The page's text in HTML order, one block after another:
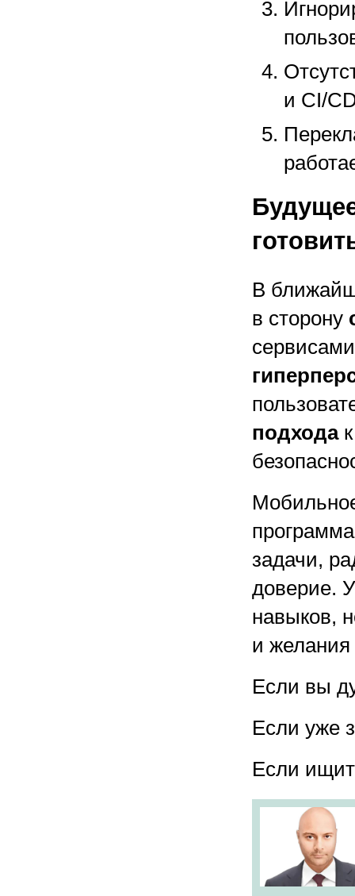
и CI/
В
в сторону
подходак
задачи,
доверие.
навыков,
и желания
Если вы
Если уже
Если